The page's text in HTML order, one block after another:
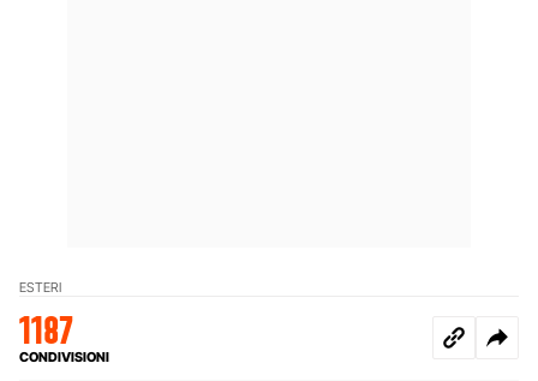
ESTERI
1187
CONDIVISIONI